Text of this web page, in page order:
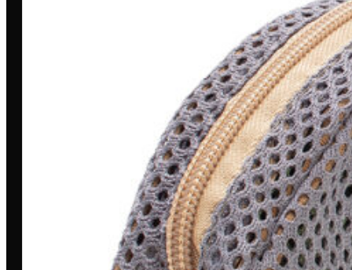
Entrar/Cadastrar
Meus Pedidos
Entrega
Pagamento Seguro
Trocas e devoluções